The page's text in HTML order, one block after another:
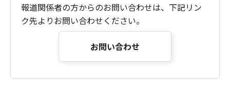
報道関係者の方からのお問い合わせは、下記リン
ク先よりお問い合わせください。
お問い合わせ